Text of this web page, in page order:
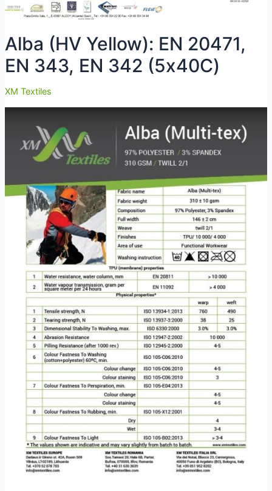
Alba (HV Yellow): EN 20471,
EN 343, EN 342 (5х40С)
XM Textiles